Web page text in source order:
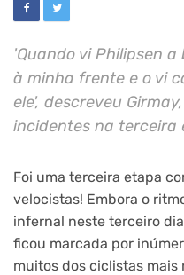
'Quando vi Philipsen
à minha frente e o vi
ele', descreveu
incidentes na terceira
Foi uma terceira etapa
velocistas! Embora o
infernal neste terceiro
ficou marcada por
muitos dos ciclistas mais